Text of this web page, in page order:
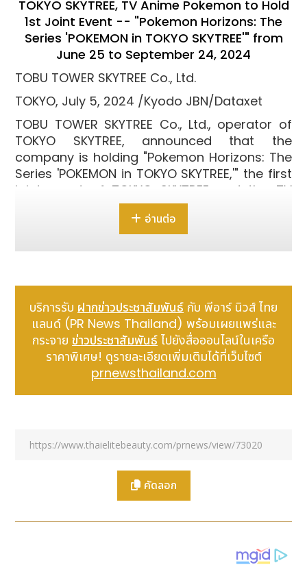
TOKYO SKYTREE, TV Anime Pokemon to Hold
1st Joint Event -- "Pokemon Horizons: The
Series 'POKEMON in TOKYO SKYTREE'" from
June 25 to September 24, 2024
TOBU TOWER SKYTREE Co., Ltd.
TOKYO, July 5, 2024 /Kyodo JBN/Dataxet
TOBU TOWER SKYTREE Co., Ltd., operator of
TOKYO SKYTREE, announced that the
company is holding "Pokemon Horizons: The
Series 'POKEMON in TOKYO SKYTREE,'" the first
joint event of TOKYO SKYTREE and the TV
anime Pokemon, from Tuesday, June 25, to
Tuesday, September 24, 2024.
https://cdn.kyodonewsprwire.jp/prwfile/
อ่านต่อ
บริการรับ ฝากข่าวประชาสัมพันธ์ กับ พีอาร์ นิวส์ ไทย
แลนด์ (PR News Thailand) พร้อมเผยแพร่และ
กระจาย ข่าวประชาสัมพันธ์ ไปยังสื่อออนไลน์ในเครือ
ราคาพิเศษ! ดูรายละเอียดเพิ่มเติมได้ที่เว็บไซต์
prnewsthailand.com
คัดลอก